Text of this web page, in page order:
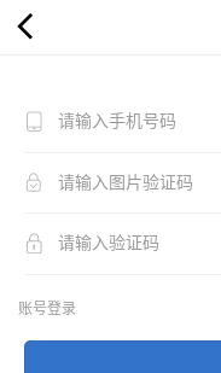
账号登录